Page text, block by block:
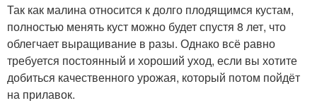
Так как малина относится к долго плодящимся кустам,
полностью менять куст можно будет спустя 8 лет, что
облегчает выращивание в разы. Однако всё равно
требуется постоянный и хороший уход, если вы хотите
добиться качественного урожая, который потом пойдёт
на прилавок.